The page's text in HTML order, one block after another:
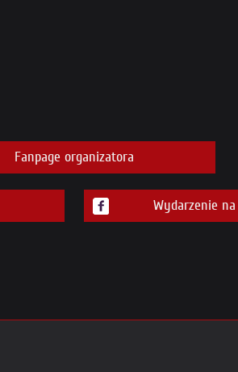
Fanpage organizatora
Wydarzenie na